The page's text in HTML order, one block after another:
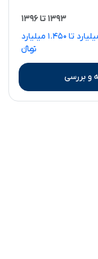
۱۳۹۳ تا ۱۳۹۶
۱.۲۴۰ میلیارد تا ۱.۴۵۰ میلیارد
تومانءءء
و بررسی